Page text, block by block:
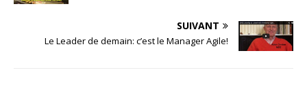
SUIVANT
Le Leader de demain: c’est le Manager Agile!